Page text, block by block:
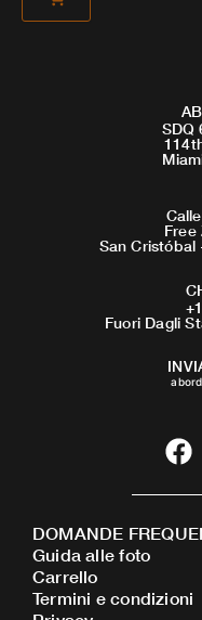
SDQ
Free
San Cristóbal
Fuori Dagli
F
a
c
b
o
DOMANDE
Guida alle foto
Carrello
Termini e condizioni